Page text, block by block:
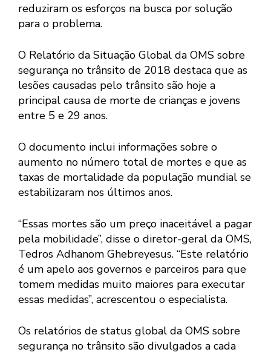
reduziram os esforços na busca por solução
para o problema.
O Relatório da Situação Global da OMS sobre
segurança no trânsito de 2018 destaca que as
lesões causadas pelo trânsito são hoje a
principal causa de morte de crianças e jovens
entre 5 e 29 anos.
O documento inclui informações sobre o
aumento no número total de mortes e que as
taxas de mortalidade da população mundial se
estabilizaram nos últimos anos.
“Essas mortes são um preço inaceitável a pagar
pela mobilidade”, disse o diretor-geral da OMS,
Tedros Adhanom Ghebreyesus. “Este relatório
é um apelo aos governos e parceiros para que
tomem medidas muito maiores para executar
essas medidas”, acrescentou o especialista.
Os relatórios de status global da OMS sobre
segurança no trânsito são divulgados a cada